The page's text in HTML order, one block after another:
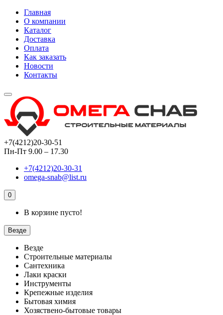
Главная
О компании
Каталог
Доставка
Оплата
Как заказать
Новости
Контакты
+7(4212)20-30-51
Пн-Пт 9.00 – 17.30
+7(4212)20-30-31
omega-snab@list.ru
0
В корзине пусто!
Везде
Везде
Строительные материалы
Сантехника
Лаки краски
Инструменты
Крепежные изделия
Бытовая химия
Хозяствено-бытовые товары